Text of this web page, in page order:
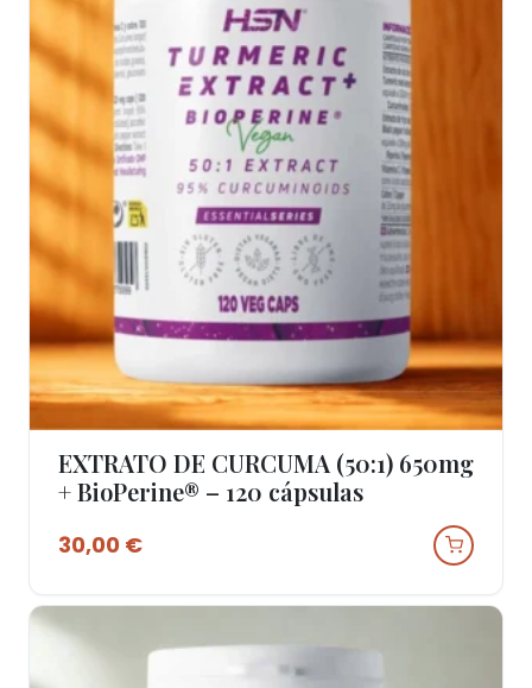
Ver Produto
EXTRATO DE CURCUMA (50:1) 650mg
+ BioPerine® – 120 cápsulas
30,00 €